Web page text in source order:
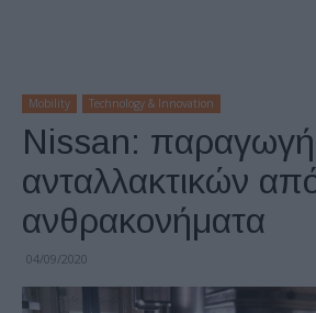
Mobility Technology & Innovation
Nissan: παραγωγή
ανταλλακτικών
ανθρακονήματα
04/09/2020